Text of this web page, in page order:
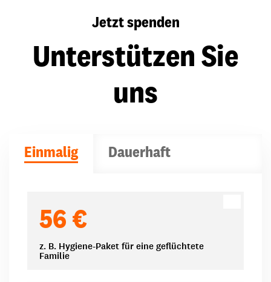
Jetzt spenden
Unterstützen Sie
uns
Einmalig Dauerhaft
56 €
z. B. Hygiene-Paket für eine geflüchtete
Familie